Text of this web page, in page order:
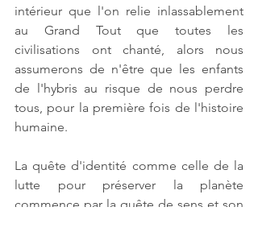
intérieur que l'on relie inlassablement
au Grand Tout que toutes les
civilisations ont chanté, alors nous
assumerons de n'être que les enfants
de l'hybris au risque de nous perdre
tous, pour la première fois de l'histoire
humaine.
La quête d'identité comme celle de la
lutte pour préserver la planète
commence par la quête de sens et son